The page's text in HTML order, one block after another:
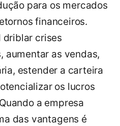
para os mercados
financeiros.
driblar crises
aumentar as vendas,
estender a carteira
os lucros
a empresa
das vantagens é